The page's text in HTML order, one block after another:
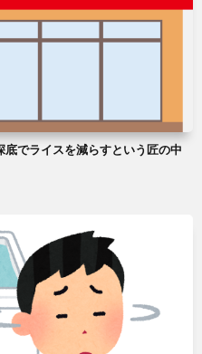
底でライスを減らすという匠の中